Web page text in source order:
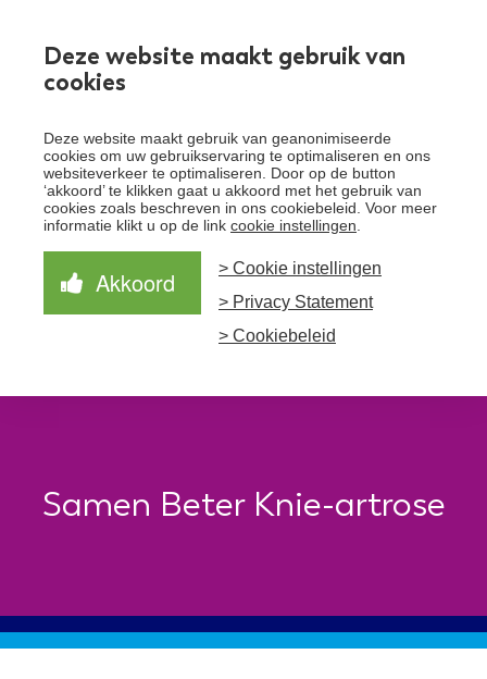
Deze website maakt gebruik van
cookies
Deze website maakt gebruik van geanonimiseerde
cookies om uw gebruikservaring te optimaliseren en ons
websiteverkeer te optimaliseren. Door op de button
‘akkoord’ te klikken gaat u akkoord met het gebruik van
cookies zoals beschreven in ons cookiebeleid. Voor meer
informatie klikt u op de link cookie instellingen
Akkoord
> Cookie instellingen
> Privacy Statement
> Cookiebeleid
Over Santeon
Waardegedreven zorg
aanpak
Samen Beter
Nieuws
Schrijf je in voor de nieuwsbrief
Schrijf je in voor onze nieuwsbrief en ontvang het
laatste nieuws!
Aanmelden nieuwsbrief
Samen Beter Knie-artrose